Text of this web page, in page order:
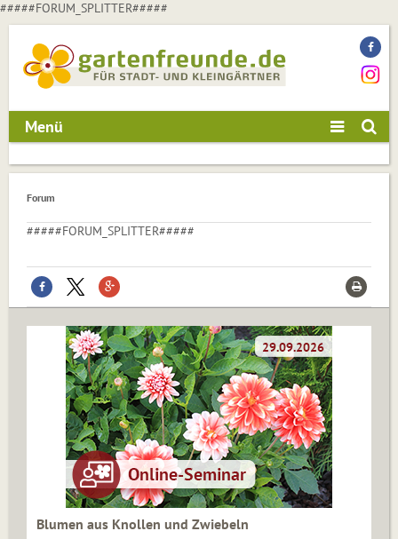
#####FORUM_SPLITTER#####
Menü
Forum
#####FORUM_SPLITTER#####
Blumen aus Knollen und Zwiebeln